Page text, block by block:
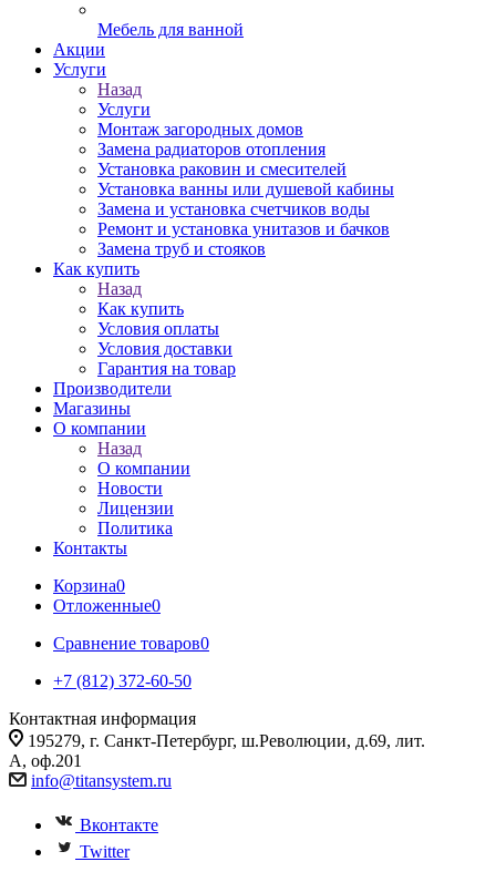
Мебель для ванной
Акции
Услуги
Назад
Услуги
Монтаж загородных домов
Замена радиаторов отопления
Установка раковин и смесителей
Установка ванны или душевой кабины
Замена и установка счетчиков воды
Ремонт и установка унитазов и бачков
Замена труб и стояков
Как купить
Назад
Как купить
Условия оплаты
Условия доставки
Гарантия на товар
Производители
Магазины
О компании
Назад
О компании
Новости
Лицензии
Политика
Контакты
Корзина0
Отложенные0
Сравнение товаров0
+7 (812) 372-60-50
Контактная информация
195279, г. Санкт-Петербург, ш.Революции, д.69, лит.
А, оф.201
info@titansystem.ru
Вконтакте
Twitter